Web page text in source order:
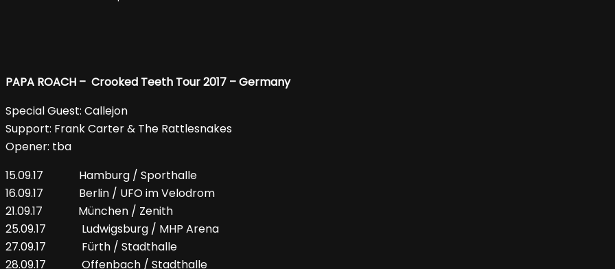
PAPA ROACH – Crooked Teeth Tour 2017 – Germany
Special Guest: Callejon
Support: Frank Carter & The Rattlesnakes
Opener: tba
15.09.17 Hamburg / Sporthalle
16.09.17 Berlin / UFO im Velodrom
21.09.17 München / Zenith
25.09.17 Ludwigsburg / MHP Arena
27.09.17 Fürth / Stadthalle
28.09.17 Offenbach / Stadthalle